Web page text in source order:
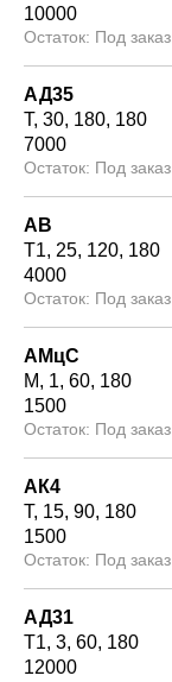
10000
Под заказ
АД35
Т 30 180 180
7000
Под заказ
АВ
Т1 25 120 180
4000
Под заказ
АМцС
М
1 60 180
1500
Под заказ
АК4
Т 15 90 180
1500
Под заказ
АД31
Т1 3 60 180
12000